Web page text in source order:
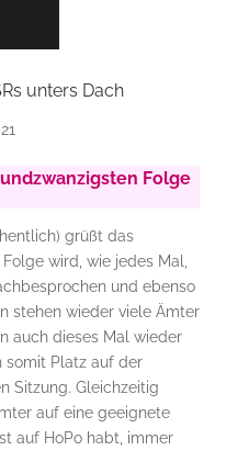
unters Dach
Folge
grüßt das
wird, wie jedes Mal,
und ebenso
stehen wieder viele Ämter
auch dieses Mal wieder
somit Platz auf der
Sitzung. Gleichzeitig
auf eine geeignete
auf HoPo habt, immer